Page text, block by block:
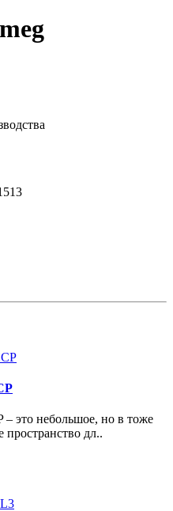
это небольшое, но в тоже
пространство дл..